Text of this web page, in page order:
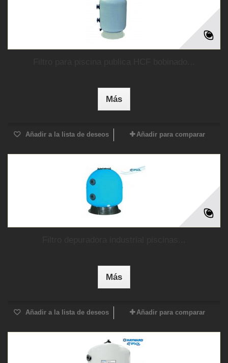
Más
Añadir a la lista de deseos Añadir para comparar
Más
Añadir a la lista de deseos Añadir para comparar